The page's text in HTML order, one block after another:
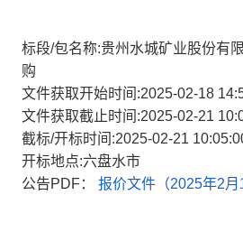
标段/包名称:贵州水城矿业股份有
购
文件获取开始时间:2025-02-18
文件获取截止时间:2025-02-21
截标/开标时间:2025-02-21
开标地点:六盘水市
公告PDF： 报价文件（2025年2